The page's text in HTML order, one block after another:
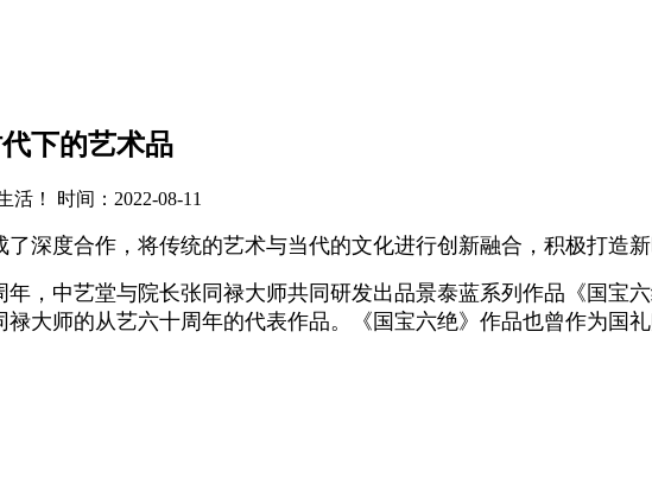
下的艺术品
活！ 时间：2022-08-11
深度合作，将传统的艺术与当代的文化进行创新融合，积极打造新
，中艺堂与院长张同禄大师共同研发出品景泰蓝系列作品《国宝
大师的从艺六十周年的代表作品。《国宝六绝》作品也曾作为国礼